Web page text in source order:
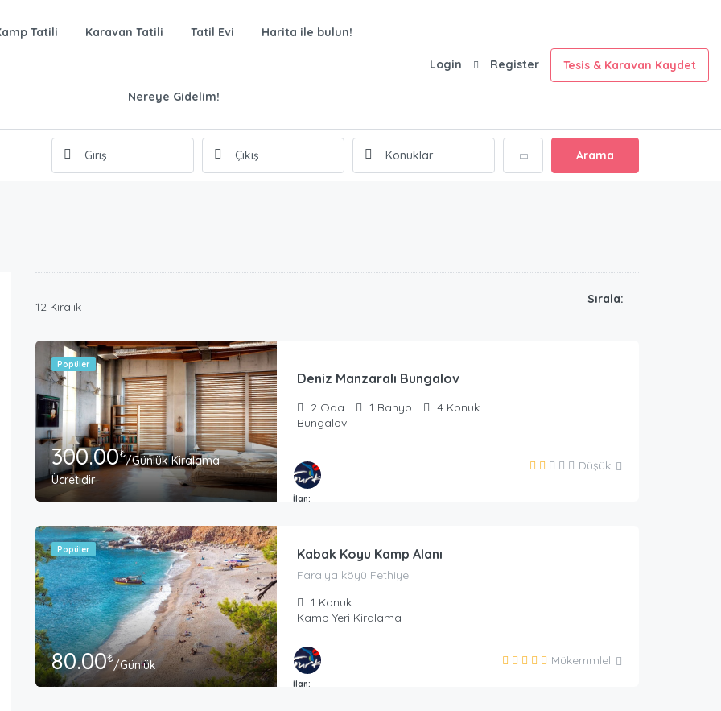
Tatili Karavan Tatili Tatil Evi Harita ile bulun!
Nereye Gidelim!
Login Register Tesis & Karavan Kaydet
Arama
12 Kiralık
Sırala:
Popüler
300.00₺/Günlük Kiralama
Ücretidir
Deniz Manzaralı Bungalov
2 Oda 1 Banyo 4 Konuk
Bungalov
İlan:
Düşük
Popüler
80.00₺/Günlük
Kabak Koyu Kamp Alanı
Faralya köyü Fethiye
1 Konuk
Kamp Yeri Kiralama
İlan:
Mükemmlel